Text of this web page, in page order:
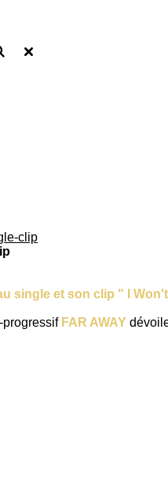
clip
single et son clip " I
progressif FAR AWAY